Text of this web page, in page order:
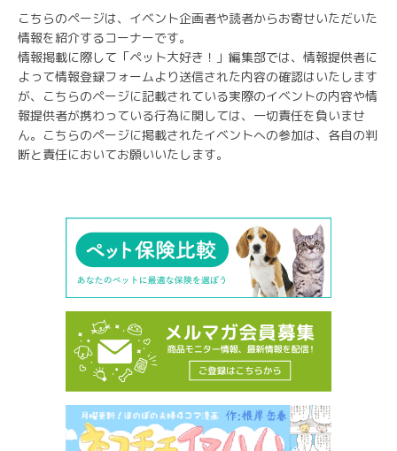
こちらのページは、イベント企画者や読者からお寄せいただいた
情報を紹介するコーナーです。
情報掲載に際して「ペット大好き！」編集部では、情報提供者に
よって情報登録フォームより送信された内容の確認はいたします
が、こちらのページに記載されている実際のイベントの内容や情
報提供者が携わっている行為に関しては、一切責任を負いませ
ん。こちらのページに掲載されたイベントへの参加は、各自の判
断と責任においてお願いいたします。